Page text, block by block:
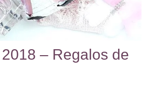
– Regalos de